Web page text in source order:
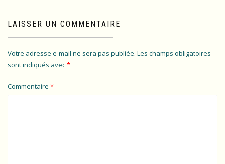
LAISSER UN COMMENTAIRE
Votre adresse e-mail ne sera pas publiée. Les champs obligatoires
sont indiqués avec*
Commentaire *